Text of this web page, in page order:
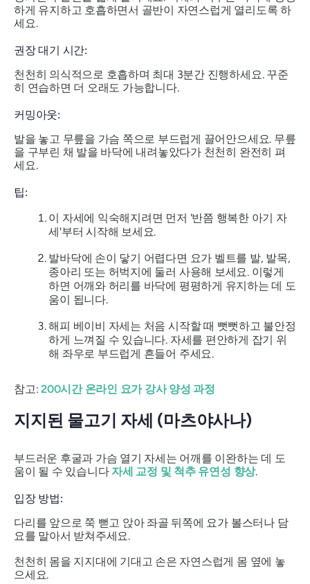
하게 유지하고 호흡하면서 골반이 자연스럽게 열리도록 하
세요.
권장 대기 시간:
천천히 의식적으로 호흡하며 최대 3분간 진행하세요. 꾸준
히 연습하면 더 오래도 가능합니다.
커밍아웃:
발을 놓고 무릎을 가슴 쪽으로 부드럽게 끌어안으세요. 무릎
을 구부린 채 발을 바닥에 내려놓았다가 천천히 완전히 펴
세요.
팁:
이 자세에 익숙해지려면 먼저 '반쯤 행복한 아기 자
세'부터 시작해 보세요.
발바닥에 손이 닿기 어렵다면 요가 벨트를 발, 발목,
종아리 또는 허벅지에 둘러 사용해 보세요. 이렇게
하면 어깨와 허리를 바닥에 평평하게 유지하는 데 도
움이 됩니다.
해피 베이비 자세는 처음 시작할 때 뻣뻣하고 불안정
하게 느껴질 수 있습니다. 자세를 편안하게 잡기 위
해 좌우로 부드럽게 흔들어 주세요.
참고:200시간 온라인 요가 강사 양성 과정
지지된 물고기 자세 (마츠야사나)
부드러운 후굴과 가슴 열기 자세는 어깨를 이완하는 데 도
움이 될 수 있습니다자세 교정 및 척추 유연성 향상.
입장 방법:
다리를 앞으로 쭉 뻗고 앉아 좌골 뒤쪽에 요가 볼스터나 담
요를 말아서 받쳐주세요.
천천히 몸을 지지대에 기대고 손은 자연스럽게 몸 옆에 놓
으세요.